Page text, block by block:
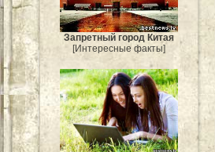
Запретный город Китая
[Интересные факты]